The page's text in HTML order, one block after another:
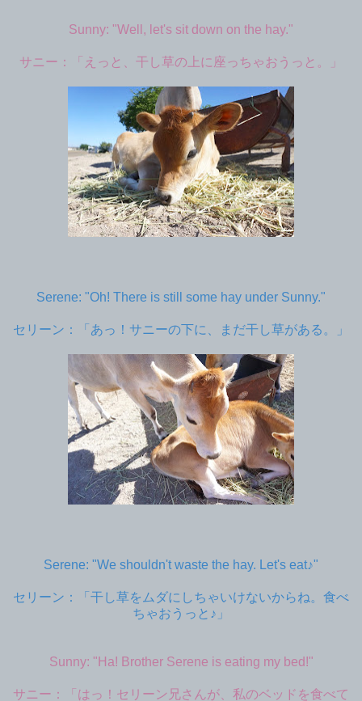
Sunny: "Well, let's sit down on the hay."
サニー：「えっと、干し草の上に座っちゃおうっと。」
Serene: "Oh! There is still some hay under Sunny."
セリーン：「あっ！サニーの下に、まだ干し草がある。」
Serene: "We shouldn't waste the hay. Let's eat♪"
セリーン：「干し草をムダにしちゃいけないからね。食べ
ちゃおうっと♪」
Sunny: "Ha! Brother Serene is eating my bed!"
サニー：「はっ！セリーン兄さんが、私のベッドを食べて